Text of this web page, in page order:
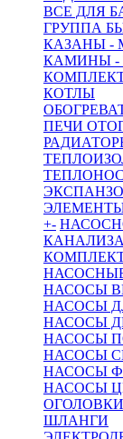
ВСЕ ДЛЯ
ГРУППА
КАЗАНЫ -
КАМИНЫ -
КОТЛЫ
ПЕЧИ
+-
НАСОСЫ
НАСОСЫ
НАСОСЫ
НАСОСЫ
НАСОСЫ
НАСОСЫ
НАСОСЫ
ШЛАНГИ